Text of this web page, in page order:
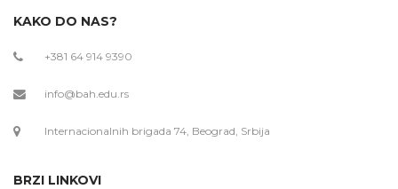
KAKO DO NAS?
+381 64 914 9390
info@bah.edu.rs
Internacionalnih brigada 74, Beograd, Srbija
BRZI LINKOVI